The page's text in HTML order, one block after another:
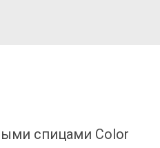
спицами Color